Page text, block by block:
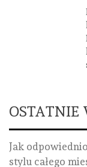
OSTATNIE
Jak
stylu całego